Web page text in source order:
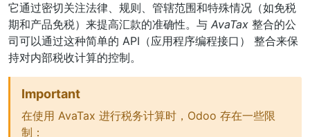
它通过密切关注法律、规则、管辖范围和特殊情况（如免税
期和产品免税）来提高汇款的准确性。与 AvaTax 整合的公
司可以通过这种简单的 API（应用程序编程接口）
整合来保
持对内部税收计算的控制。
Important
在使用 AvaTax 进行税务计算时，Odoo 存在一些限
制：